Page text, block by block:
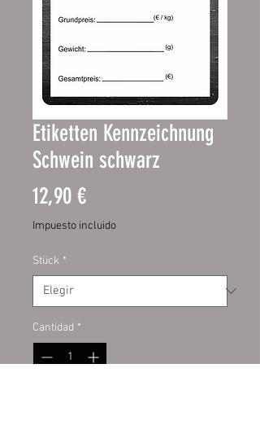
Etiketten Kennzeichnung
Schwein schwarz
12,90 €Precio
Impuesto incluido
Stück *
Cantidad *